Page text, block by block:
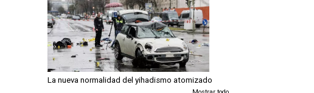
La nueva normalidad del yihadismo atomizado